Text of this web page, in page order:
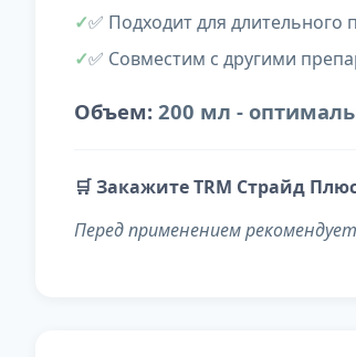
✅ Подходит для длительного
✅ Совместим с другими
Объем: 200 мл -
🛒 Закажите TRM Страйд
Перед применением